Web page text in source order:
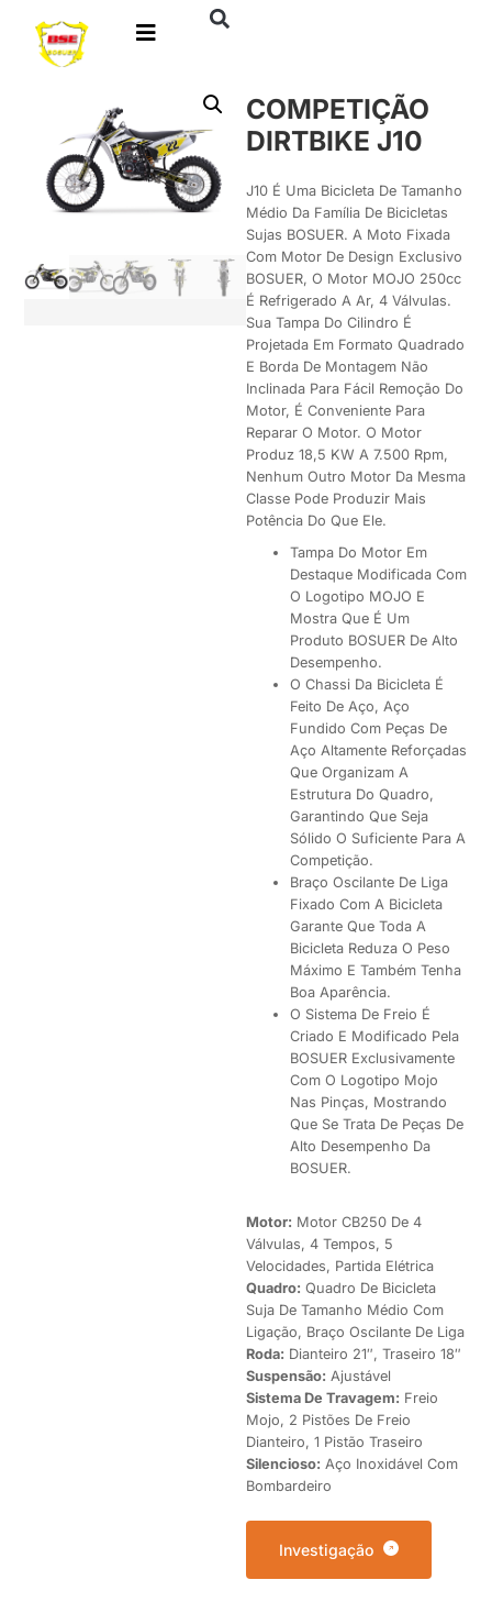
COMPETIÇÃO
DIRTBIKE J10
J10 É Uma Bicicleta De Tamanho
Médio Da Família De Bicicletas
Sujas BOSUER. A Moto Fixada
Com Motor De Design Exclusivo
BOSUER, O Motor MOJO 250cc
É Refrigerado A Ar, 4 Válvulas.
Sua Tampa Do Cilindro É
Projetada Em Formato Quadrado
E Borda De Montagem Não
Inclinada Para Fácil Remoção Do
Motor, É Conveniente Para
Reparar O Motor. O Motor
Produz 18,5 KW A 7.500 Rpm,
Nenhum Outro Motor Da Mesma
Classe Pode Produzir Mais
Potência Do Que Ele.
Tampa Do Motor Em
Destaque Modificada Com
O Logotipo MOJO E
Mostra Que É Um
Produto BOSUER De Alto
Desempenho.
O Chassi Da Bicicleta É
Feito De Aço, Aço
Fundido Com Peças De
Aço Altamente Reforçadas
Que Organizam A
Estrutura Do Quadro,
Garantindo Que Seja
Sólido O Suficiente Para A
Competição.
Braço Oscilante De Liga
Fixado Com A Bicicleta
Garante Que Toda A
Bicicleta Reduza O Peso
Máximo E Também Tenha
Boa Aparência.
O Sistema De Freio É
Criado E Modificado Pela
BOSUER Exclusivamente
Com O Logotipo Mojo
Nas Pinças, Mostrando
Que Se Trata De Peças De
Alto Desempenho Da
BOSUER.
Motor: Motor CB250 De 4
Válvulas, 4 Tempos, 5
Velocidades, Partida Elétrica
Quadro: Quadro De Bicicleta
Suja De Tamanho Médio Com
Ligação, Braço Oscilante De Liga
Roda: Dianteiro 21″, Traseiro 18″
Suspensão: Ajustável
Sistema De Travagem: Freio
Mojo, 2 Pistões De Freio
Dianteiro, 1 Pistão Traseiro
Silencioso: Aço Inoxidável Com
Bombardeiro
Investigação